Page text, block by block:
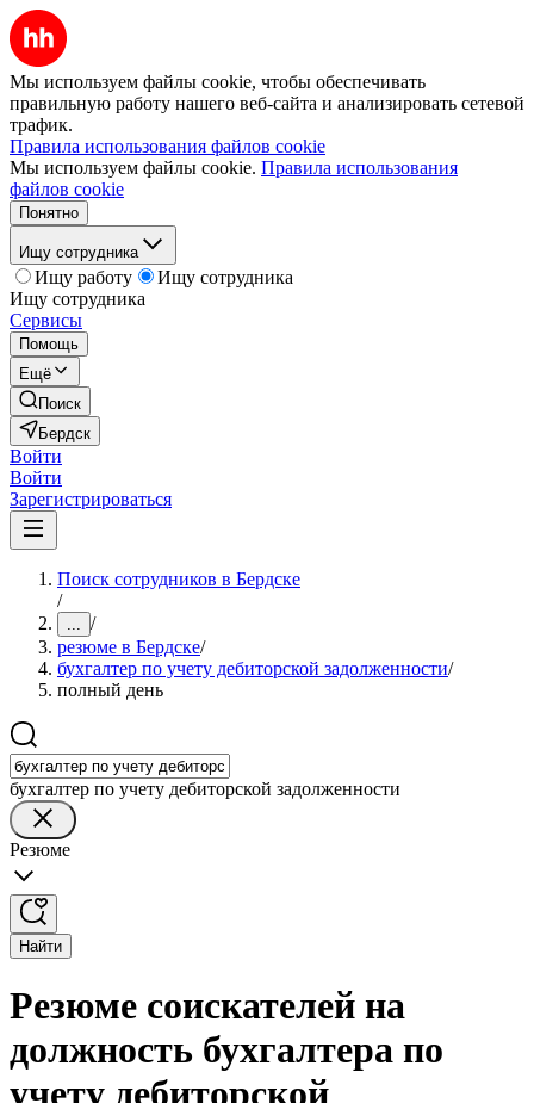
Мы используем файлы cookie, чтобы обеспечивать
правильную работу нашего веб-сайта и анализировать сетевой
трафик.
Правила использования файлов cookie
Мы используем файлы cookie. Правила использования
файлов cookie
Понятно
Ищу сотрудника
Ищу работу
Ищу сотрудника
Ищу сотрудника
Сервисы
Помощь
Ещё
Поиск
Бердск
Войти
Войти
Зарегистрироваться
Поиск сотрудников в Бердске
/
... /
резюме в Бердске/
бухгалтер по учету дебиторской задолженности/
полный день
бухгалтер по учету дебиторской задолженности
Резюме
Найти
Резюме соискателей на
должность бухгалтера по
учету дебиторской